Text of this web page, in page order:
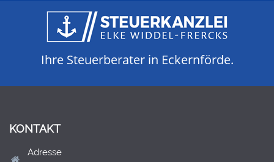
Ihre Steuerberater in Eckernförde.
KONTAKT
Adresse